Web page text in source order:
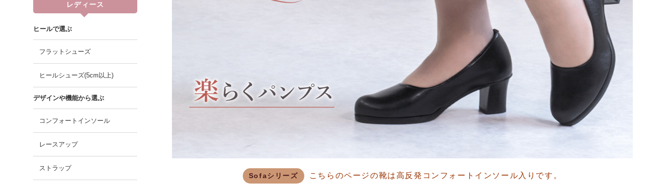
レディース
ヒールで選ぶ
フラットシューズ
ヒールシューズ(5cm以上)
デザインや機能から選ぶ
コンフォートインソール
レースアップ
ストラップ
Sofaシリーズ こちらのページの靴は高反発コンフォートインソール入りです。